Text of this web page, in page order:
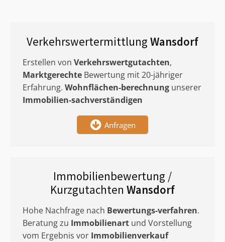
Verkehrswertermittlung Wansdorf
Erstellen von Verkehrswertgutachten,
Marktgerechte Bewertung mit 20-jähriger
Erfahrung. Wohnflächen-berechnung unserer
Immobilien-sachverständigen
Anfragen
Immobilienbewertung /
Kurzgutachten Wansdorf
Hohe Nachfrage nach Bewertungs-verfahren.
Beratung zu Immobilienart und Vorstellung
vom Ergebnis vor Immobilienverkauf